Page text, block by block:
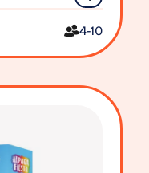
4-10